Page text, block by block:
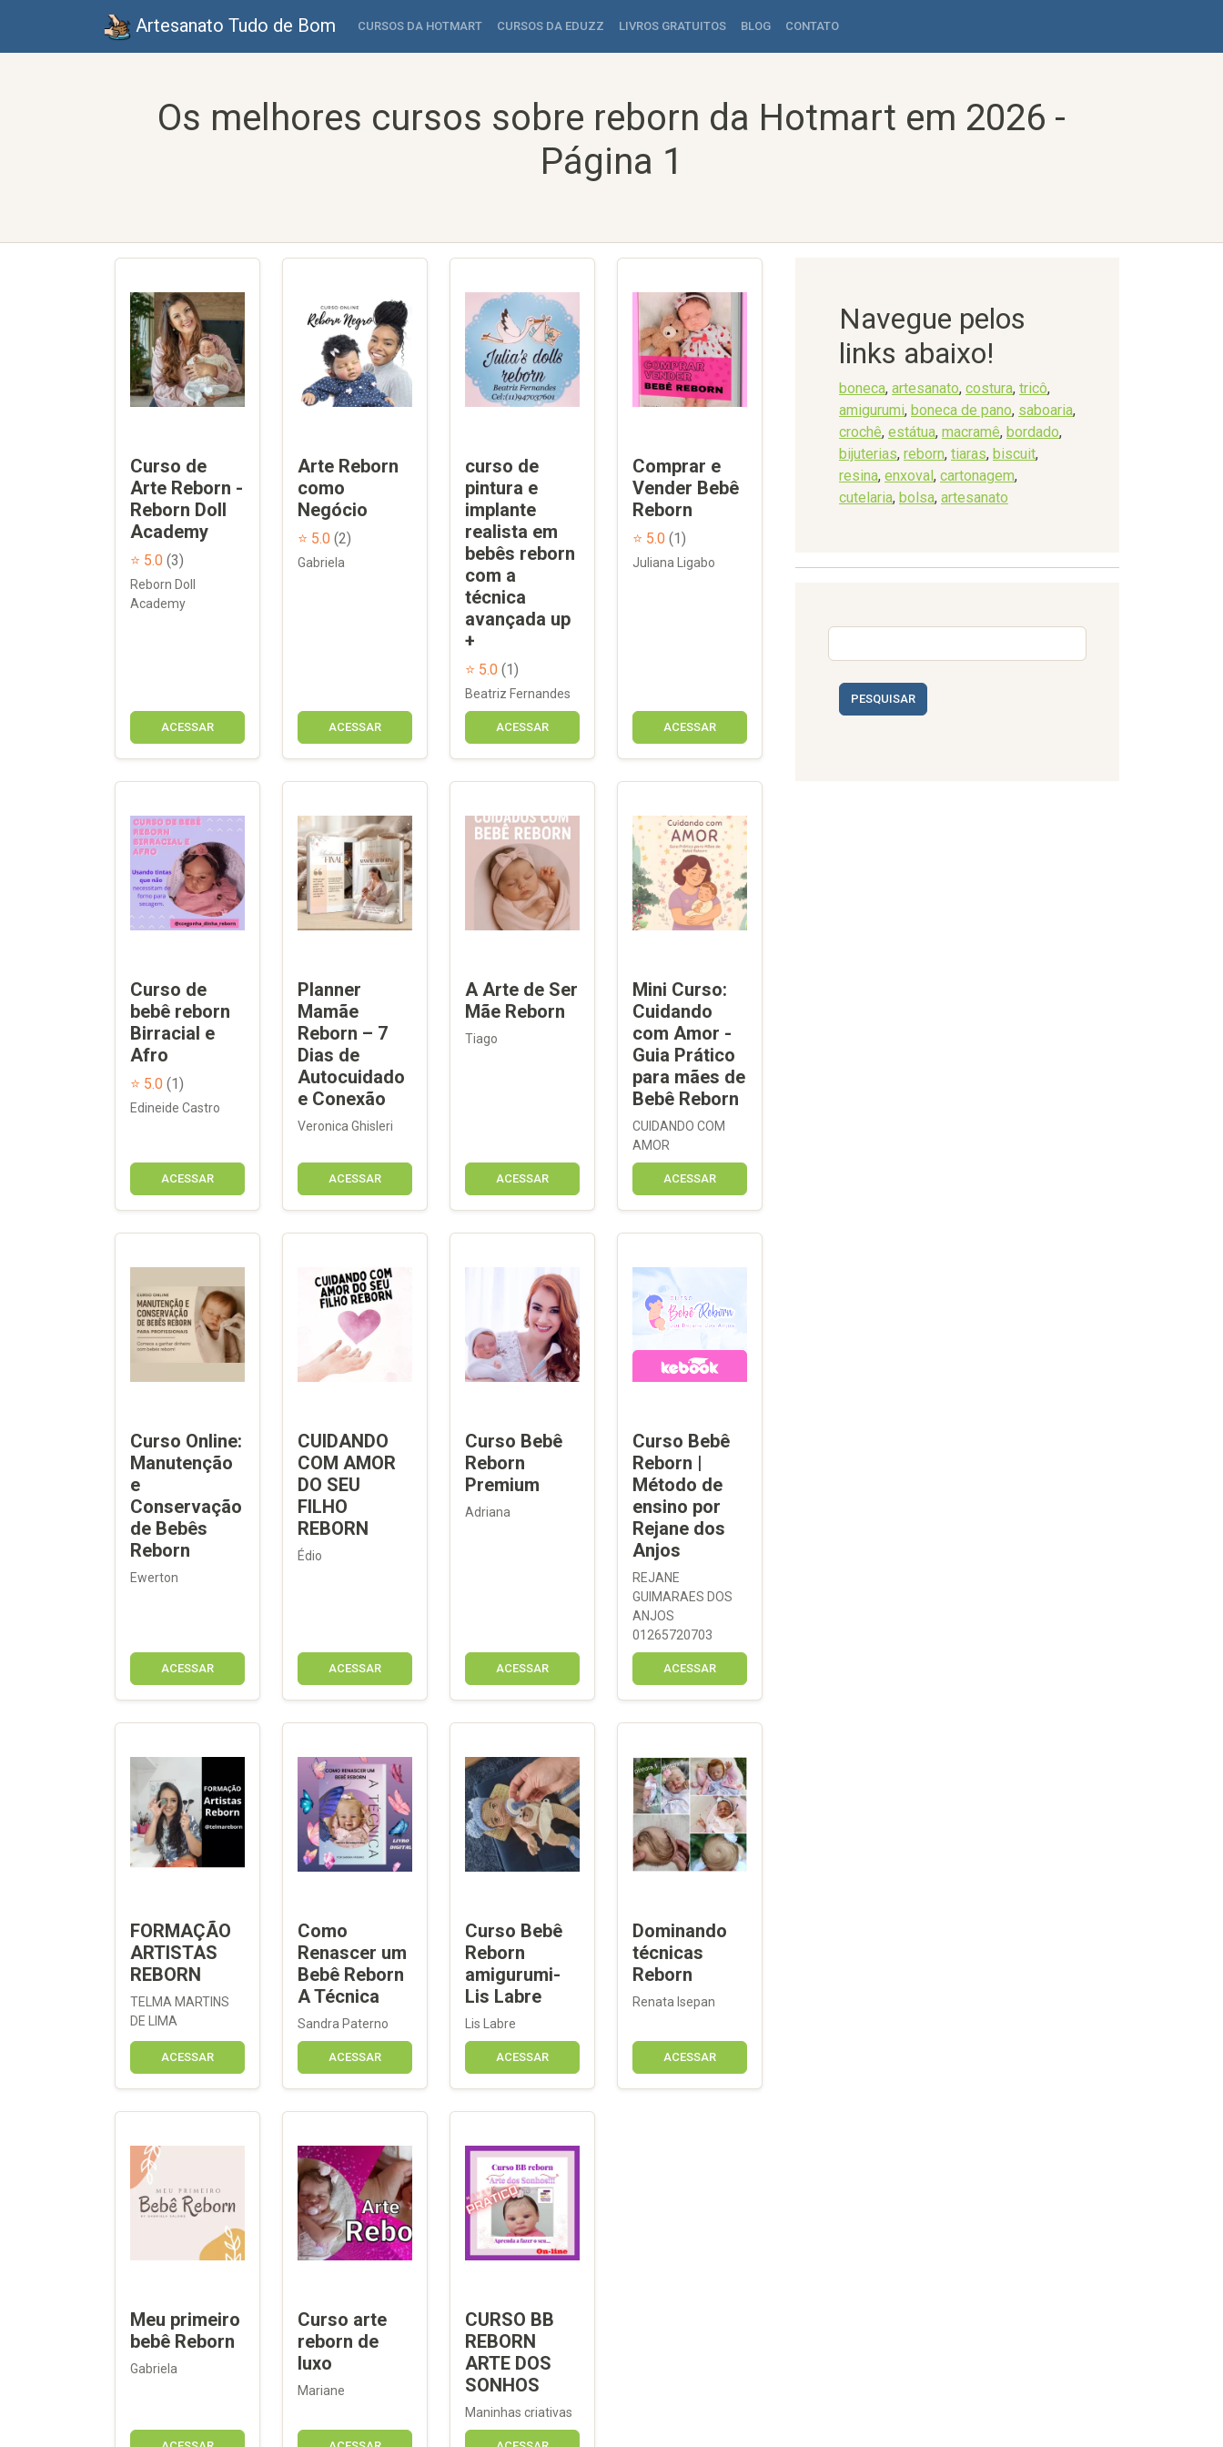
Artesanato Tudo de Bom CURSOS DA HOTMART CURSOS DA EDUZZ LIVROS GRATUITOS BLOG CONTATO
Os melhores cursos sobre reborn da Hotmart em 2026 -
Página 1
Curso de
Arte Reborn -
Reborn Doll
Academy
⭐ 5.0 (3)
Reborn Doll
Academy
ACESSAR
Arte Reborn
como
Negócio
⭐ 5.0 (2)
Gabriela
ACESSAR
curso de
pintura e
implante
realista em
bebês reborn
com a
técnica
avançada up
+
⭐ 5.0 (1)
Beatriz Fernandes
ACESSAR
Comprar e
Vender Bebê
Reborn
⭐ 5.0 (1)
Juliana Ligabo
ACESSAR
Curso de
bebê reborn
Birracial e
Afro
⭐ 5.0 (1)
Edineide Castro
ACESSAR
Planner
Mamãe
Reborn – 7
Dias de
Autocuidado
e Conexão
Veronica Ghisleri
ACESSAR
A Arte de Ser
Mãe Reborn
Tiago
ACESSAR
Mini Curso:
Cuidando
com Amor -
Guia Prático
para mães de
Bebê Reborn
CUIDANDO COM
AMOR
ACESSAR
Curso Online:
Manutenção
e
Conservação
de Bebês
Reborn
Ewerton
ACESSAR
CUIDANDO
COM AMOR
DO SEU
FILHO
REBORN
Édio
ACESSAR
Curso Bebê
Reborn
Premium
Adriana
ACESSAR
Curso Bebê
Reborn |
Método de
ensino por
Rejane dos
Anjos
REJANE
GUIMARAES DOS
ANJOS
01265720703
ACESSAR
FORMAÇÃO
ARTISTAS
REBORN
TELMA MARTINS
DE LIMA
ACESSAR
Como
Renascer um
Bebê Reborn
A Técnica
Sandra Paterno
ACESSAR
Curso Bebê
Reborn
amigurumi-
Lis Labre
Lis Labre
ACESSAR
Dominando
técnicas
Reborn
Renata Isepan
ACESSAR
Meu primeiro
bebê Reborn
Gabriela
Curso arte
reborn de
luxo
Mariane
CURSO BB
REBORN
ARTE DOS
SONHOS
Maninhas criativas
Navegue pelos
links abaixo!
boneca, artesanato, costura, tricô,
amigurumi, boneca de pano, saboaria,
crochê, estátua, macramê, bordado,
bijuterias, reborn, tiaras, biscuit,
resina, enxoval, cartonagem,
cutelaria, bolsa, artesanato
PESQUISAR